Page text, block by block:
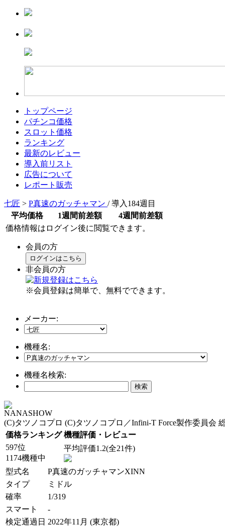
トップページ
パチンコ価格
スロット価格
ランキング
最新のレビュー
導入前リスト
広告について
レポート販売
七匠 > P真速のガッチャマン / 導入184週目
平均価格
1週間前差額
4週間前差額
価格情報はログイン後に閲覧できます。
会員の方
ログインはこちら
非会員の方
※会員登録は簡単で、無料でできます。
メーカー:
機種名:
機種名検索:
NANASHOW
(C)タツノコプロ (C)タツノコプロ／Infini-T Force製作委員会
価格ランキング 機種評価・レビュー
597位
1174機種中
平均評価1.2(全21件)
型式名
P真速のガッチャマンXINN
タイプ
ミドル
確率
1/319
スマート
-
検定通過日 2022年11月 (東京都)